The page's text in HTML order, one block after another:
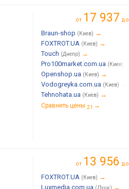
от 17 937 до
Braun-shop (Киев) →
FOXTROT.UA (Киев) →
Touch (Днепр) →
Pro100market.com.ua (Киев)
Openshop.ua (Киев) →
Vodogreyka.com.ua (Киев) →
Tehnohata.ua (Киев) →
Сравнить цены 21 →
от 13 956 до
FOXTROT.UA (Киев) →
Luxmedia.com.ua (Луцк) →